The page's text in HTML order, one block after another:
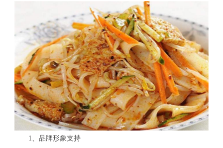
1、品牌形象支持